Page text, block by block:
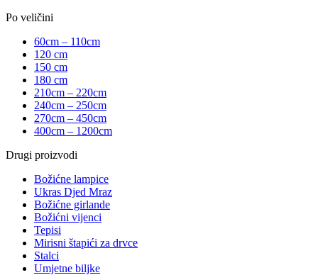
Po veličini
60cm – 110cm
120 cm
150 cm
180 cm
210cm – 220cm
240cm – 250cm
270cm – 450cm
400cm – 1200cm
Drugi proizvodi
Božićne lampice
Ukras Djed Mraz
Božićne girlande
Božićni vijenci
Tepisi
Mirisni štapići za drvce
Stalci
Umjetne biljke